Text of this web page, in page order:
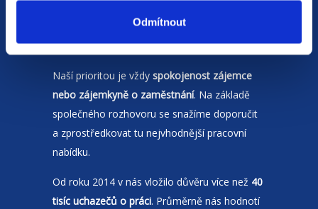
Odmítnout
si na individuálním a férovém přístupu,
rychlém jednání a spolehlivosti.
Naší prioritou je vždy spokojenost zájemce
nebo zájemkyně o zaměstnání. Na základě
společného rozhovoru se snažíme doporučit
a zprostředkovat tu nejvhodnější pracovní
nabídku.
Od roku 2014 v nás vložilo důvěru více než 40
tisíc uchazečů o práci. Průměrně nás hodnotí